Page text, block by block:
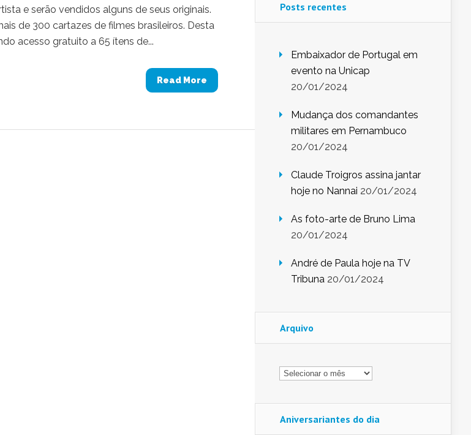
e serão vendidos alguns de seus originais.
de 300 cartazes de filmes brasileiros. Desta
acesso gratuito a 65 ítens de...
Read More
Posts recentes
Embaixador de Portugal em
evento na Unicap
20/01/2024
Mudança dos comandantes
militares em Pernambuco
20/01/2024
Claude Troigros assina jantar
hoje no Nannai 20/01/2024
As foto-arte de Bruno Lima
20/01/2024
André de Paula hoje na TV
Tribuna 20/01/2024
Arquivo
Arquivo
Aniversariantes do dia